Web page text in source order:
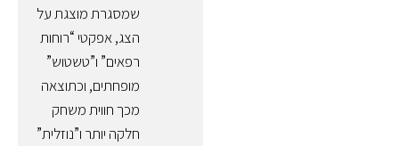
שמסגרת מוצגת על
הצג, אפקטי “רוחות
רפאים” ו”טשטוש”
מופחתים, וכתוצאה
מכך חווית משחק
חלקה יותר ו”נוזלית”